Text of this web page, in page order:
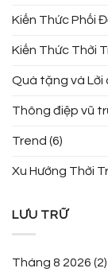
Kiến Thức Phối
Kiến Thức Thời
Quà tặng và Lời
Thông điệp vũ
Trend (6)
Xu Hướng Thời
LƯU TRỮ
Tháng 8 2026 (2)